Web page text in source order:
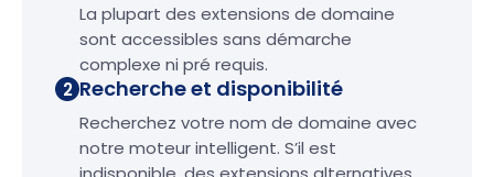
La plupart des extensions de domaine
sont accessibles sans démarche
complexe ni pré requis.
2 Recherche et disponibilité
Recherchez votre nom de domaine avec
notre moteur intelligent. S’il est